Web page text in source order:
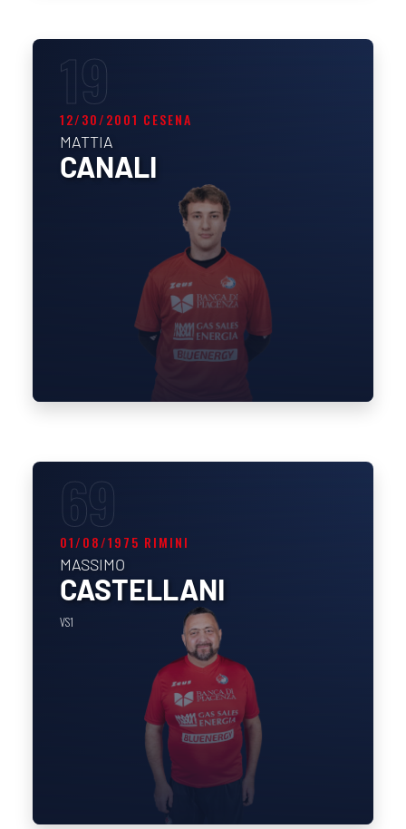
19
12/30/2001 CESENA
MATTIA
CANALI
69
01/08/1975 RIMINI
MASSIMO
CASTELLANI
VS1